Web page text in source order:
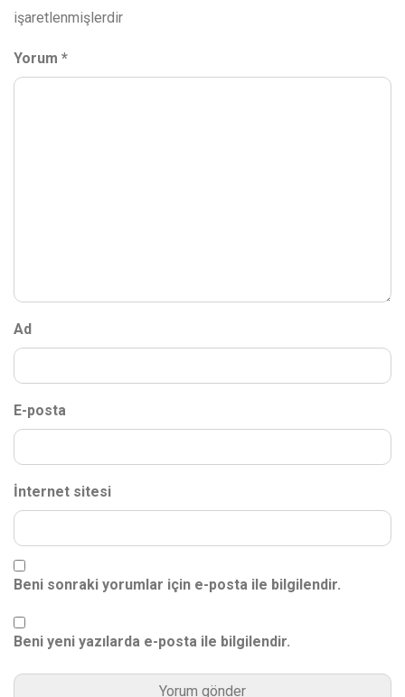
işaretlenmişlerdir
Yorum *
Ad
E-posta
İnternet sitesi
Beni sonraki yorumlar için e-posta ile bilgilendir.
Beni yeni yazılarda e-posta ile bilgilendir.